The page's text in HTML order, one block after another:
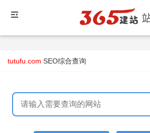
tutufu.com SEO综合查询